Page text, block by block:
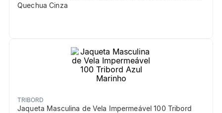
Quechua Cinza
TRIBORD
Jaqueta Masculina de Vela Impermeável 100 Tribord